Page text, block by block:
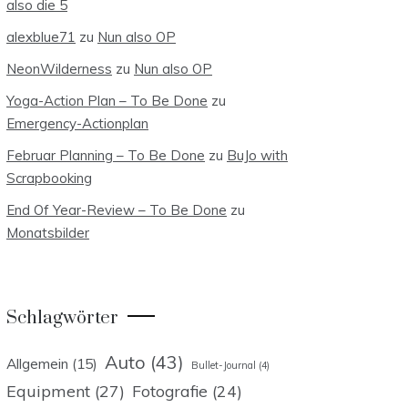
also die 5
alexblue71 zu Nun also OP
NeonWilderness zu Nun also OP
Yoga-Action Plan – To Be Done zu
Emergency-Actionplan
Februar Planning – To Be Done zu BuJo with
Scrapbooking
End Of Year-Review – To Be Done zu
Monatsbilder
Schlagwörter
Allgemein (15) Auto (43) Bullet-Journal (4)
Equipment (27) Fotografie (24)